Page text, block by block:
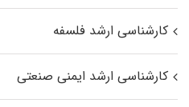
کارشناسی ارشد فلسفه
کارشناسی ارشد ایمنی صنعتی